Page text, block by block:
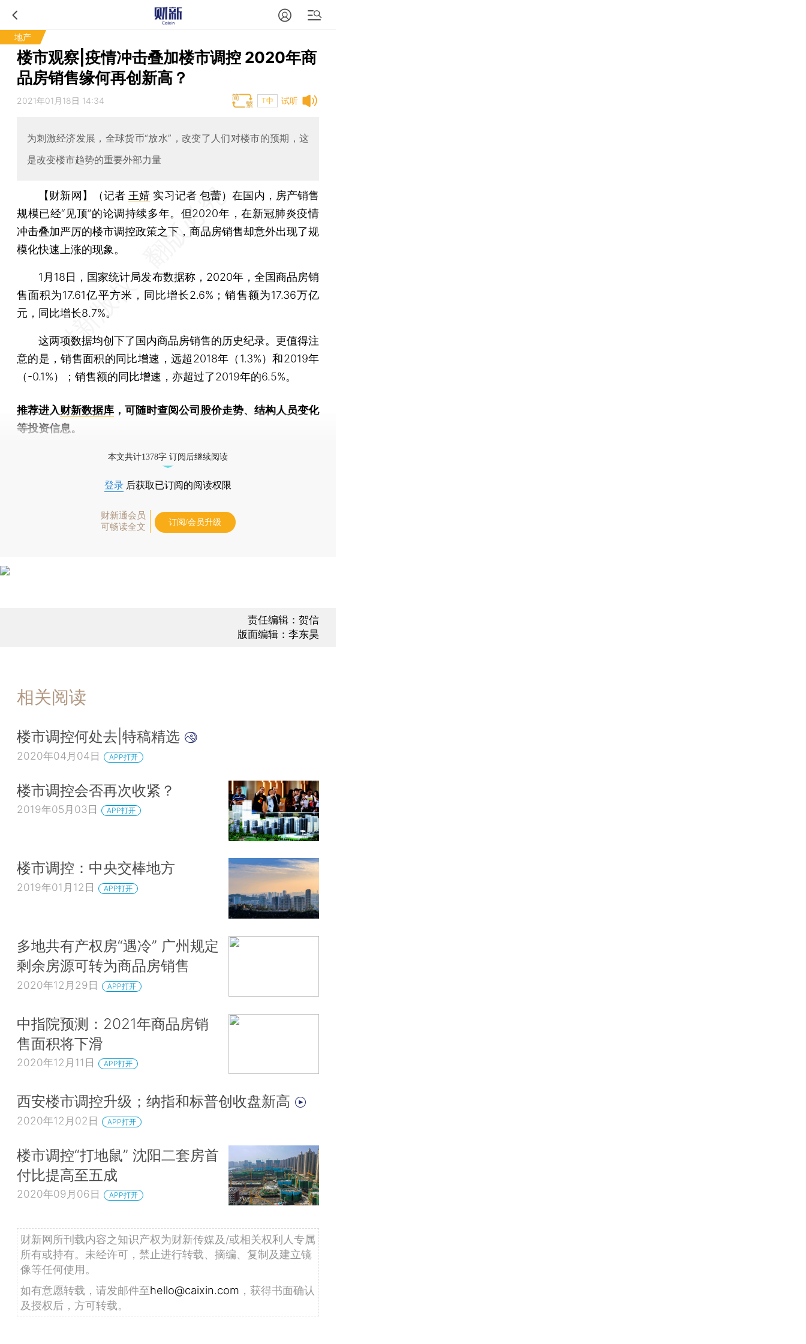
地产
楼市观察|疫情冲击叠加楼市调控 2020年商
品房销售缘何再创新高？
试听
2021年01月18日 14:34 T中
为刺激经济发展，全球货币“放水”，改变了人们对楼市的预期，这
是改变楼市趋势的重要外部力量
【财新网】（记者 王婧 实习记者 包蕾）在国内，房产销售
规模已经“见顶”的论调持续多年。但2020年，在新冠肺炎疫情
冲击叠加严厉的楼市调控政策之下，商品房销售却意外出现了规
模化快速上涨的现象。
1月18日，国家统计局发布数据称，2020年，全国商品房销
售面积为17.61亿平方米，同比增长2.6%；销售额为17.36万亿
元，同比增长8.7%。
这两项数据均创下了国内商品房销售的历史纪录。更值得注
意的是，销售面积的同比增速，远超2018年（1.3%）和2019年
（-0.1%）；销售额的同比增速，亦超过了2019年的6.5%。
推荐进入财新数据库 ，可随时查阅公司股价走势、结构人员变化
等投资信息。
本文共计1378字 订阅后继续阅读
登录 后获取已订阅的阅读权限
财新通会员
可畅读全文
订阅/会员升级
责任编辑：贺信
版面编辑：李东昊
相关阅读
楼市调控何处去|特稿精选
2020年04月04日 APP打开
楼市调控会否再次收紧？
2019年05月03日 APP打开
楼市调控：中央交棒地方
2019年01月12日 APP打开
多地共有产权房“遇冷” 广州规定
剩余房源可转为商品房销售
2020年12月29日 APP打开
中指院预测：2021年商品房销
售面积将下滑
2020年12月11日 APP打开
西安楼市调控升级；纳指和标普创收盘新高
2020年12月02日 APP打开
楼市调控“打地鼠” 沈阳二套房首
付比提高至五成
2020年09月06日 APP打开
财新网所刊载内容之知识产权为财新传媒及/或相关权利人专属
所有或持有。未经许可，禁止进行转载、摘编、复制及建立镜
像等任何使用。
如有意愿转载，请发邮件至hello@caixin.com ，获得书面确认
及授权后，方可转载。